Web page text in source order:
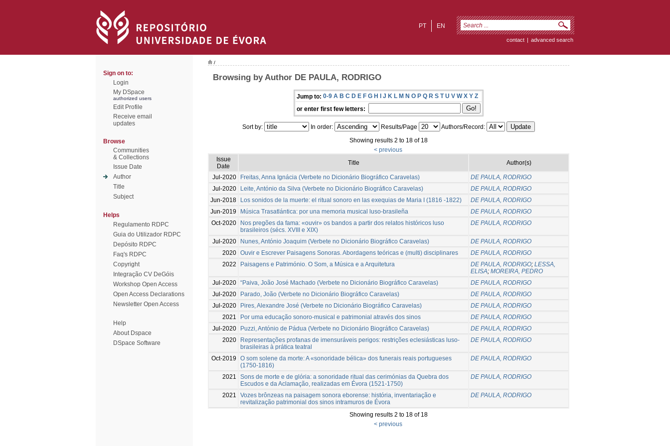
EN
PT
contact | advanced search
Sign on to:
Login
My DSpace
authorized users
Edit Profile
Receive email
updates
Browse
Communities
& Collections
Issue Date
Author
Title
Subject
Helps
Regulamento RDPC
Guia do Utilizador RDPC
Depósito RDPC
Faq's RDPC
Copyright
Integração CV DeGóis
Workshop Open Access
Open Access Declarations
Newsletter Open Access
Help
About Dspace
DSpace Software
/
Browsing by Author DE PAULA, RODRIGO
Jump to: 0-9 A B C D E F G H I J K L M N O P Q R S T U V W X Y Z
or enter first few letters:
Sort by: In order: Results/Page
Authors/Record:
Showing results 2 to 18 of 18
< previous
Issue
Date
Title Author(s)
Jul-2020 Freitas, Anna Ignácia (Verbete no Dicionário Biográfico Caravelas)
DE PAULA, RODRIGO
Jul-2020
Leite, António da Silva (Verbete no Dicionário Biográfico Caravelas)
DE PAULA, RODRIGO
Jun-2018
Los sonidos de la muerte: el ritual sonoro en las exequias de Maria I (1816 -1822)
DE PAULA, RODRIGO
Jun-2019
Música Trasatlántica: por una memoria musical luso-brasileña
DE PAULA, RODRIGO
Oct-2020
Nos pregões da fama: «ouvir» os bandos a partir dos relatos históricos luso
brasileiros (sécs. XVIII e XIX)
DE PAULA, RODRIGO
Jul-2020 Nunes, António Joaquim (Verbete no Dicionário Biográfico Caravelas)
DE PAULA, RODRIGO
2020 Ouvir e Escrever Paisagens Sonoras. Abordagens teóricas e (multi) disciplinares
DE PAULA, RODRIGO
2022
Paisagens e Património. O Som, a Música e a Arquitetura DE PAULA, RODRIGO; LESSA,
ELISA; MOREIRA, PEDRO
Jul-2020 “Paiva, João José Machado (Verbete no Dicionário Biográfico Caravelas)
DE PAULA, RODRIGO
Jul-2020
Parado, João (Verbete no Dicionário Biográfico Caravelas)
DE PAULA, RODRIGO
Jul-2020
Pires, Alexandre José (Verbete no Dicionário Biográfico Caravelas)
DE PAULA, RODRIGO
2021
Por uma educação sonoro-musical e patrimonial através dos sinos
DE PAULA, RODRIGO
Jul-2020
Puzzi, António de Pádua (Verbete no Dicionário Biográfico Caravelas)
DE PAULA, RODRIGO
2020
Representações profanas de imensuráveis perigos: restrições eclesiásticas luso-
brasileiras à prática teatral
DE PAULA, RODRIGO
Oct-2019
O som solene da morte: A «sonoridade bélica» dos funerais reais portugueses
(1750-1816)
DE PAULA, RODRIGO
2021
Sons de morte e de glória: a sonoridade ritual das cerimónias da Quebra dos
Escudos e da Aclamação, realizadas em Évora (1521-1750)
DE PAULA, RODRIGO
2021
Vozes brônzeas na paisagem sonora eborense: história, inventariação e
revitalização patrimonial dos sinos intramuros de Évora
DE PAULA, RODRIGO
Showing results 2 to 18 of 18
< previous